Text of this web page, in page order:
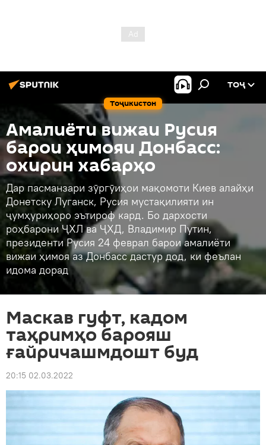
Тоҷикистон
ТОҶ
Амалиёти вижаи Русия
барои ҳимояи Донбасс:
охирин хабарҳо
Дар пасманзари зӯргӯиҳои мақомоти Киев алайҳи
Донетску Луганск, Русия мустақилияти ин
ҷумҳуриҳоро эътироф кард. Бо дархости
роҳбарони ҶХЛ ва ҶХД, Владимир Путин,
президенти Русия 24 феврал барои амалиёти
вижаи ҳимоя аз Донбасс дастур дод, ки феълан
идома дорад
Маскав гуфт, кадом
таҳримҳо барояш
ғайричашмдошт буд
20:15 02.03.2022